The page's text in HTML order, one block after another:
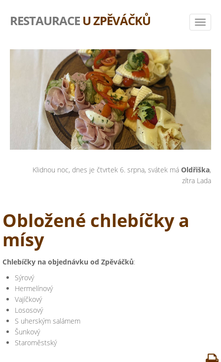
RESTAURACE U ZPĚVÁČKŮ
Klidnou noc, dnes je čtvrtek 6. srpna, svátek má Oldřiška,
zítra Lada
Obložené chlebíčky a
mísy
Chlebíčky na objednávku od Zpěváčků:
Sýrový
Hermelínový
Vajíčkový
Lososový
S uherským salámem
Šunkový
Staroměstský